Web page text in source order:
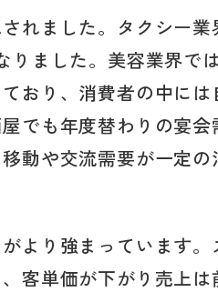
れました。タクシー業
りました。美容業界で
おり、消費者の中には
でも年度替わりの宴会
動や交流需要が一定の
より強まっています。
客単価が下がり売上は